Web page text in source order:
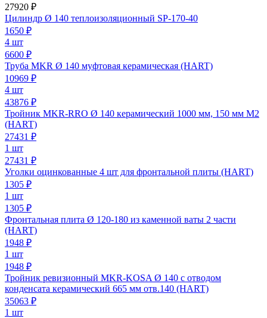
27920 ₽
Цилиндр Ø 140 теплоизоляционный SP-170-40
1650 ₽
4 шт
6600 ₽
Труба MKR Ø 140 муфтовая керамическая (HART)
10969 ₽
4 шт
43876 ₽
Тройник MKR-RRO Ø 140 керамический 1000 мм, 150 мм М2
(HART)
27431 ₽
1 шт
27431 ₽
Уголки оцинкованные 4 шт для фронтальной плиты (HART)
1305 ₽
1 шт
1305 ₽
Фронтальная плита Ø 120-180 из каменной ваты 2 части
(HART)
1948 ₽
1 шт
1948 ₽
Тройник ревизионный MKR-KOSA Ø 140 с отводом
конденсата керамический 665 мм отв.140 (HART)
35063 ₽
1 шт